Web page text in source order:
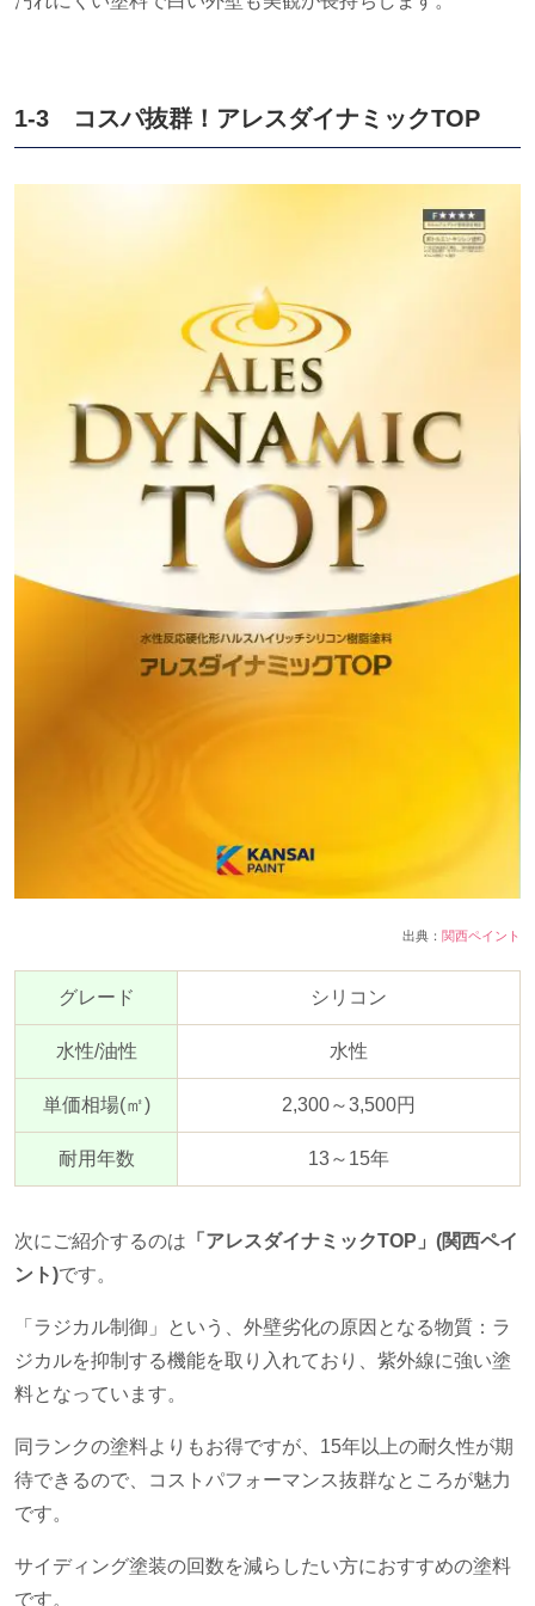
1-3 コスパ抜群！アレスダイナミックTOP
出典： 関西ペイント
グレード シリコン
水性/油性 水性
単価相場(㎡) 2,300～3,500円
耐用年数 13～ 15年
次にご紹介するのは 「アレスダイナミックTOP」(関西ペイ
ント)です。
「ラジカル制御」という、外壁劣化の原因となる物質：ラ
ジカルを抑制する機能を取り入れており、紫外線に強い塗
料となっています。
同ランクの塗料よりもお得ですが、 15年以上の耐久性が期
待できるので、コストパフォーマンス抜群なところが魅力
です。
サイディング塗装の回数を減らしたい方におすすめの塗料
です。